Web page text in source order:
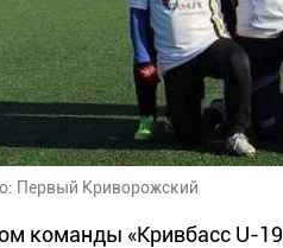
Первый Криворожский
команды «Кривбасс U-